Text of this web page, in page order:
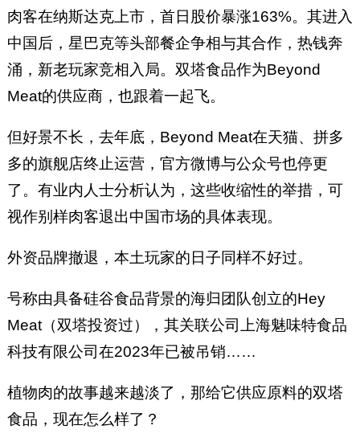
肉客在纳斯达克上市，首日股价暴涨163%。其进入
中国后，星巴克等头部餐企争相与其合作，热钱奔
涌，新老玩家竞相入局。双塔食品作为Beyond
Meat的供应商，也跟着一起飞。
但好景不长，去年底，Beyond Meat在天猫、拼多
多的旗舰店终止运营，官方微博与公众号也停更
了。有业内人士分析认为，这些收缩性的举措，可
视作别样肉客退出中国市场的具体表现。
外资品牌撤退，本土玩家的日子同样不好过。
号称由具备硅谷食品背景的海归团队创立的Hey
Meat（双塔投资过），其关联公司上海魅味特食品
科技有限公司在2023年已被吊销……
植物肉的故事越来越淡了，那给它供应原料的双塔
食品，现在怎么样了？